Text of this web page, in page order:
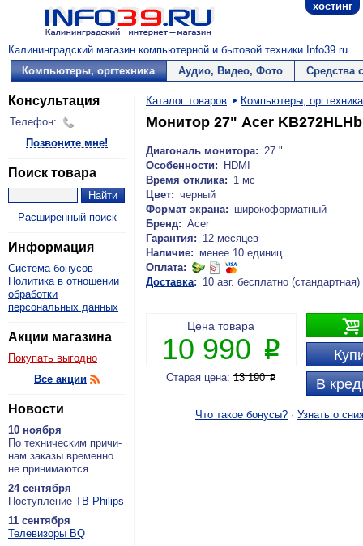
хостинг
Калининградский магазин компьютерной и бытовой техники Info39.ru
Компьютеры, оргтехника
Аудио, Видео, Фото Средства
Консультация
Телефон:
Позвоните мне!
Поиск товара
Расширенный поиск
Информация
Система бонусов
Политика в отношении
обработки
персональных данных
Акции магазина
Покупать выгодно
Все акции
Новости
10 ноября
По тех­ни­че­ским при­чи­
нам за­ка­зы вре­мен­но
не при­ни­ма­ют­ся.
24 сентября
По­ступ­ле­ние ТВ Philips
11 сентября
Теле­ви­зо­ры BQ
Каталог товаров Компьютеры, оргтехника
Монитор 27" Acer
Диагональ монитора: 27 "
Особенности:
HDMI
Время отклика: 1 мс
Цвет: черный
Формат экрана: широкоформатный
Бренд: Acer
Гарантия: 12 месяцев
Наличие: менее 10 единиц
Оплата:
Доставка: 10 авг. бесплатно (стандартная)

В
Цена товара
10 990 P
Старая цена:13 190P
Что такое бонусы? · Узнать о